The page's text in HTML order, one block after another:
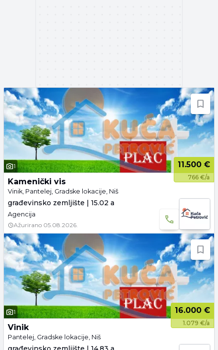
1 11.500 €
766 €/a
Kamenički vis
Vinik, Pantelej, Gradske lokacije, Niš
građevinsko zemljište | 15.02 a
Agencija
Ažurirano 05.08.2026.
1 16.000 €
1.079 €/a
Vinik
Pantelej, Gradske lokacije, Niš